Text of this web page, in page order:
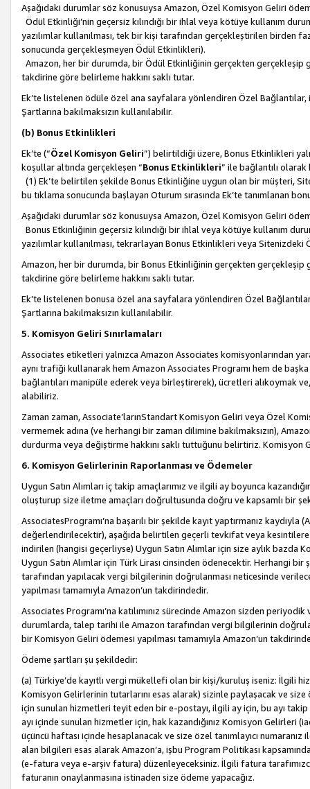
Aşağıdaki durumlar söz konusuysa Amazon, Özel Komisyon Geliri
Ödül Etkinliği’nin geçersiz kılındığı bir ihlal veya kötüye kullanım
yazılımlar kullanılması, tek bir kişi tarafından gerçekleştirilen
sonucunda gerçekleşmeyen Ödül Etkinlikleri).
Amazon, her bir durumda, bir Ödül Etkinliğinin gerçekten gerçekleşip
takdirine göre belirleme hakkını saklı tutar.
Ek’te listelenen ödüle özel ana sayfalara yönlendiren Özel
Şartlarına bakılmaksızın kullanılabilir.
(b) Bonus Etkinlikleri
Ek’te (“Özel Komisyon Geliri”) belirtildiği üzere, Bonus Etkinlikleri
koşullar altında gerçekleşen “Bonus Etkinlikleri” ile bağlantılı olarak
(1) Ek’te belirtilen şekilde Bonus Etkinliğine uygun olan bir müşteri,
bu tıklama sonucunda başlayan Oturum sırasında Ek’te tanımlanan
Aşağıdaki durumlar söz konusuysa Amazon, Özel Komisyon Geliri
Bonus Etkinliğinin geçersiz kılındığı bir ihlal veya kötüye kullanım
yazılımlar kullanılması, tekrarlayan Bonus Etkinlikleri veya
Amazon, her bir durumda, bir Bonus Etkinliğinin gerçekten gerçekleşip
takdirine göre belirleme hakkını saklı tutar.
Ek’te listelenen bonusa özel ana sayfalara yönlendiren Özel
Şartlarına bakılmaksızın kullanılabilir.
5. Komisyon Geliri Sınırlamaları
Associates etiketleri yalnızca Amazon Associates komisyonlarından
aynı trafiği kullanarak hem Amazon Associates Programı hem de
bağlantıları manipüle ederek veya birleştirerek), ücretleri alıkoymak
alabiliriz.
Zaman zaman, Associate’larınStandart Komisyon Geliri veya Özel
vermemek adına (ve herhangi bir zaman dilimine bakılmaksızın),
durdurma veya değiştirme hakkını saklı tuttuğunu belirtiriz. Komisyon
6. Komisyon Gelirlerinin Raporlanması ve Ödemeler
Uygun Satın Alımları iç takip amaçlarımız ve ilgili ay boyunca
oluşturup size iletme amaçları doğrultusunda doğru ve kapsamlı bir
AssociatesProgramı’na başarılı bir şekilde kayıt yaptırmanız
değerlendirilecektir), aşağıda belirtilen geçerli tevkifat veya
indirilen (hangisi geçerliyse) Uygun Satın Alımlar için size aylık
Uygun Satın Alımlar için Türk Lirası cinsinden ödenecektir. Herhangi
tarafından yapılacak vergi bilgilerinin doğrulanması neticesinde
yapılması tamamıyla Amazon’un takdirindedir.
Associates Programı’na katılımınız sürecinde Amazon sizden
durumlarda, talep tarihi ile Amazon tarafından vergi bilgilerinin
bir Komisyon Geliri ödemesi yapılması tamamıyla Amazon’un
Ödeme şartları şu şekildedir:
(a) Türkiye’de kayıtlı vergi mükellefi olan bir kişi/kuruluş iseniz: İlgili
Komisyon Gelirlerinin tutarlarını esas alarak) sizinle paylaşacak ve
için sunulan hizmetleri teyit eden bir e-postayı, ilgili ay için, bu ayı
ayı içinde sunulan hizmetler için, hak kazandığınız Komisyon Gelirleri
üçüncü haftası içinde hesaplanacak ve size özel tanımlayıcı
alan bilgileri esas alarak Amazon’a, işbu Program Politikası
(e-fatura veya e-arşiv fatura) düzenleyeceksiniz. İlgili fatura
faturanın onaylanmasına istinaden size ödeme yapacağız.